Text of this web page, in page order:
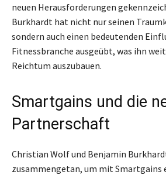
neuen Herausforderungen
Burkhardt hat nicht nur seinen
sondern auch einen bedeutenden
Fitnessbranche ausgeübt, was ihn
Reichtum auszubauen.
Smartgains und die
Partnerschaft
Christian Wolf und Benjamin
zusammengetan, um mit Smartgains